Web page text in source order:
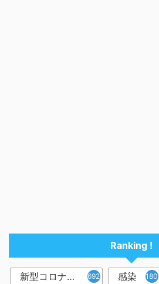
Ranking !
新型コロナウイルス 6921 感染 1809